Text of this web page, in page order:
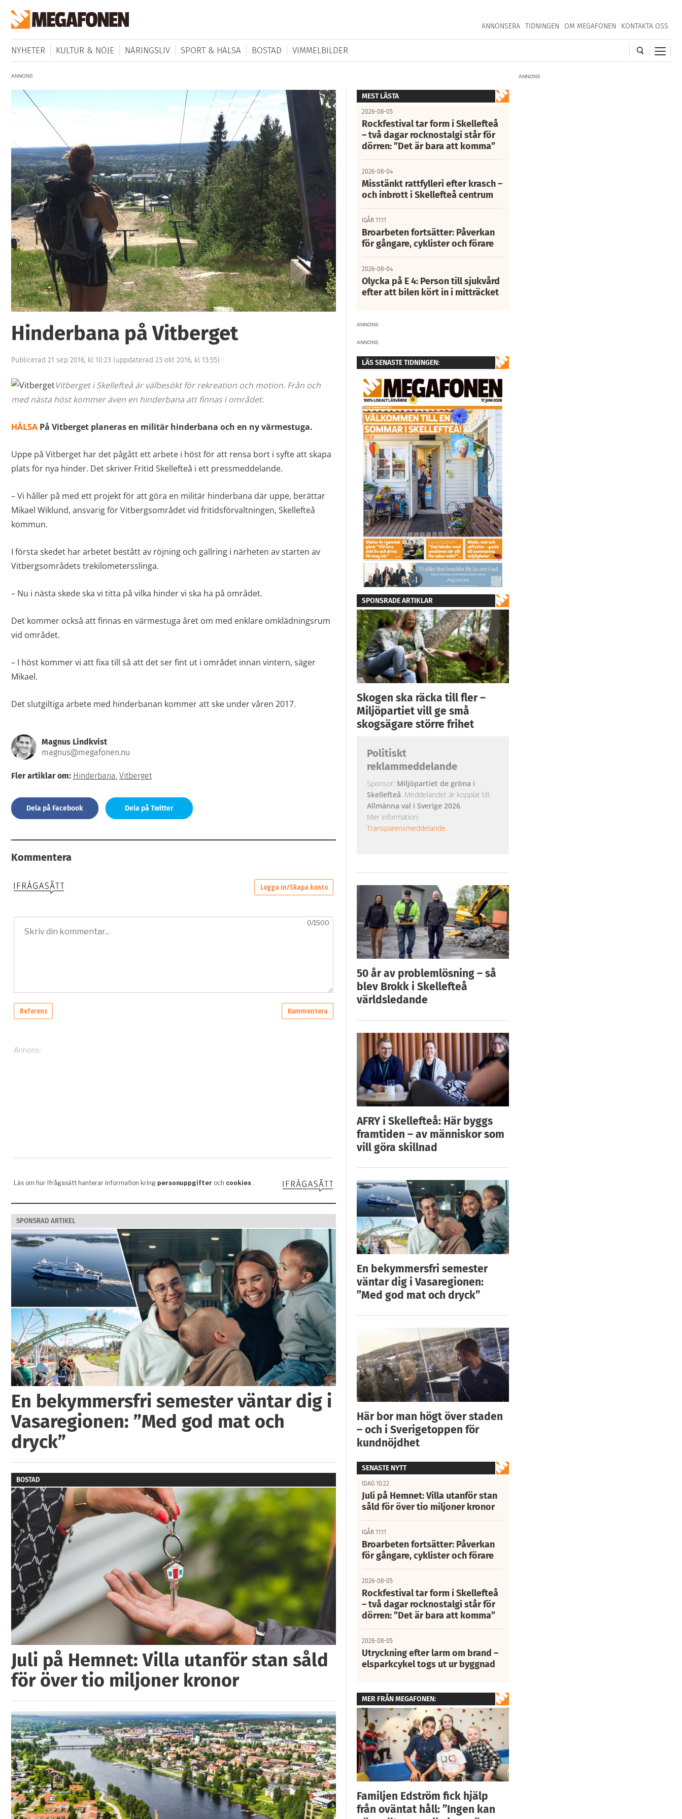
ANNONSERA TIDNINGEN OM MEGAFONEN KONTAKTA OSS
NYHETER KULTUR & NÖJE NÄRINGSLIV SPORT & HÄLSA BOSTAD VIMMELBILDER
ANNONS
ANNONS
Hinderbana på Vitberget
Publicerad 21 sep 2016, kl 10:23 (uppdaterad 23 okt 2016, kl 13:55)
Vitberget i Skellefteå är välbesökt för rekreation och motion. Från och
med nästa höst kommer även en hinderbana att finnas i området.
HÄLSA På Vitberget planeras en militär hinderbana och en ny värmestuga.
Uppe på Vitberget har det pågått ett arbete i höst för att rensa bort i syfte att skapa
plats för nya hinder. Det skriver Fritid Skellefteå i ett pressmeddelande.
– Vi håller på med ett projekt för att göra en militär hinderbana där uppe, berättar
Mikael Wiklund, ansvarig för Vitbergsområdet vid fritidsförvaltningen, Skellefteå
kommun.
I första skedet har arbetet bestått av röjning och gallring i närheten av starten av
Vitbergsområdets trekilometersslinga.
– Nu i nästa skede ska vi titta på vilka hinder vi ska ha på området.
Det kommer också att finnas en värmestuga året om med enklare omklädningsrum
vid området.
– I höst kommer vi att fixa till så att det ser fint ut i området innan vintern, säger
Mikael.
Det slutgiltiga arbete med hinderbanan kommer att ske under våren 2017.
Magnus Lindkvist
magnus@megafonen.nu
Fler artiklar om: Hinderbana, Vitberget
Dela på Facebook Dela på Twitter
Kommentera
SPONSRAD ARTIKEL
En bekymmersfri semester väntar dig i
Vasaregionen: ”Med god mat och
dryck”
BOSTAD
Juli på Hemnet: Villa utanför stan såld
för över tio miljoner kronor
MEST LÄSTA
2026-08-05
Rockfestival tar form i Skellefteå
– två dagar rocknostalgi står för
dörren: ”Det är bara att komma”
2026-08-04
Misstänkt rattfylleri efter krasch –
och inbrott i Skellefteå centrum
IGÅR 11:11
Broarbeten fortsätter: Påverkan
för gångare, cyklister och förare
2026-08-04
Olycka på E 4: Person till sjukvård
efter att bilen kört in i mitträcket
ANNONS
ANNONS
LÄS SENASTE TIDNINGEN:
SPONSRADE ARTIKLAR
Skogen ska räcka till fler –
Miljöpartiet vill ge små
skogsägare större frihet
Politiskt
reklammeddelande
Sponsor: Miljöpartiet de gröna i
Skellefteå. Meddelandet är kopplat till:
Allmänna val i Sverige 2026.
Mer information:
Transparensmeddelande.
50 år av problemlösning – så
blev Brokk i Skellefteå
världsledande
AFRY i Skellefteå: Här byggs
framtiden – av människor som
vill göra skillnad
En bekymmersfri semester
väntar dig i Vasaregionen:
”Med god mat och dryck”
Här bor man högt över staden
– och i Sverigetoppen för
kundnöjdhet
SENASTE NYTT
IDAG 10:22
Juli på Hemnet: Villa utanför stan
såld för över tio miljoner kronor
IGÅR 11:11
Broarbeten fortsätter: Påverkan
för gångare, cyklister och förare
2026-08-05
Rockfestival tar form i Skellefteå
– två dagar rocknostalgi står för
dörren: ”Det är bara att komma”
2026-08-05
Utryckning efter larm om brand –
elsparkcykel togs ut ur byggnad
MER FRÅN MEGAFONEN:
Familjen Edström fick hjälp
från oväntat håll: ”Ingen kan